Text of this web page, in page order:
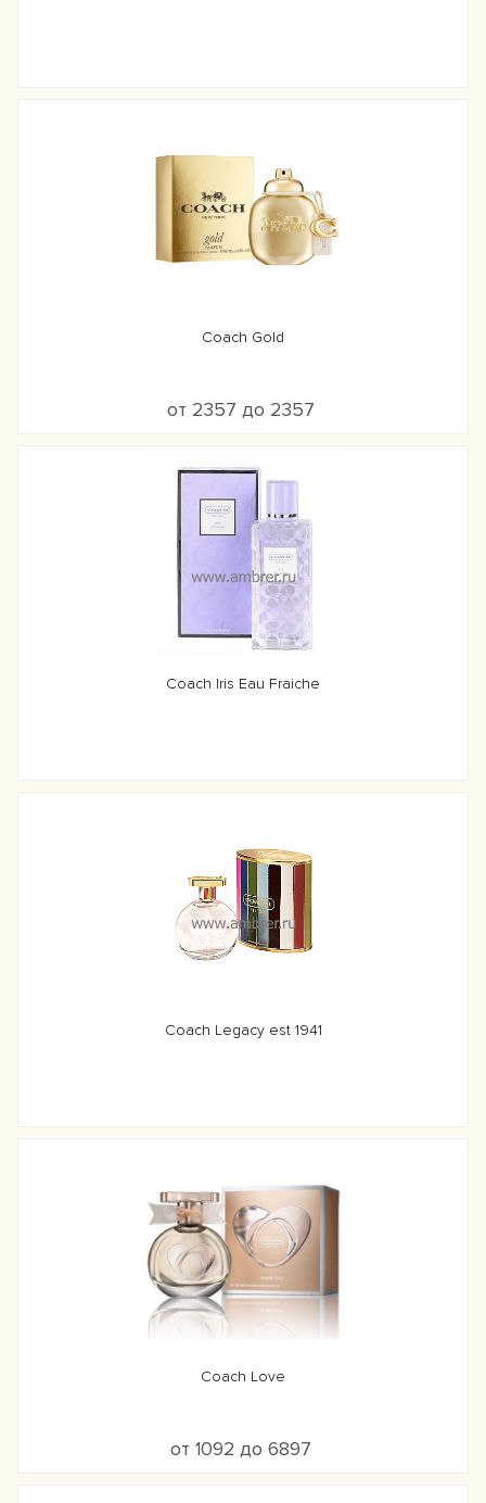
Coach Gold
от 2357 до 2357
Coach Iris Eau Fraiche
Coach Legacy est 1941
Coach Love
от 1092 до 6897